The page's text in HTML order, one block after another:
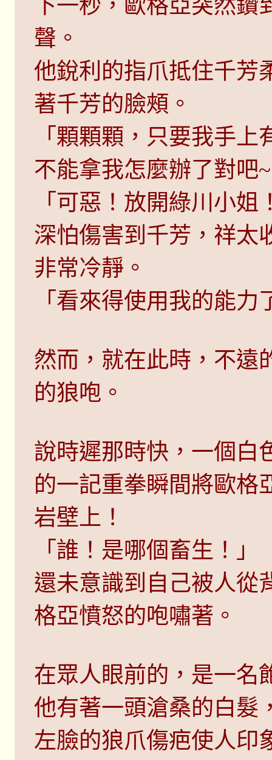
下一秒，歐格亞突然
聲。
他銳利的指爪抵住千芳
著千芳的臉頰。
「顆顆顆，只要我手
不能拿我怎麼辦了對吧
「可惡！放開綠川小姐
深怕傷害到千芳，祥太
非常冷靜。
「看來得使用我的能力
然而，就在此時，不遠
的狼咆。
說時遲那時快，一個白
的一記重拳瞬間將歐格
岩壁上！
「誰！是哪個畜生！」
還未意識到自己被人從
格亞憤怒的咆嘯著。
在眾人眼前的，是一名
他有著一頭滄桑的白髮
左臉的狼爪傷疤使人印